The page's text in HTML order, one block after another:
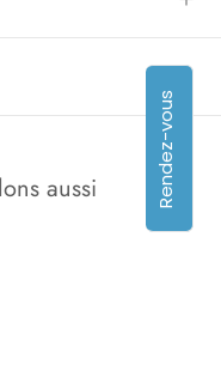
Rendez-vous
aussi